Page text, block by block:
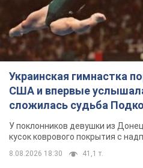
Украинская гимнастка
США и впервые
сложилась судьба
лет назад завоевала
У поклонников девушки из
кусок коврового покрытия с
8.08.2026 18:30 41,1 т.